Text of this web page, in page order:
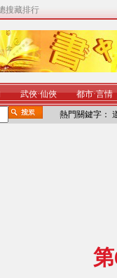
搜藏排行
武俠·仙俠 都市·言情
熱門關鍵字：